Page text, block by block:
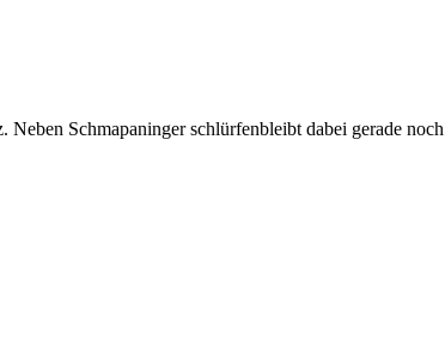
Schmapaninger schlürfenbleibt dabei gerade